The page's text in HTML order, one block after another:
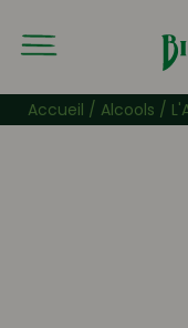
Que
Accueil / Alcools /